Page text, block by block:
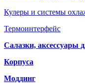
Кулеры и системы
Термоинтерфейс
Салазки, аксессуары
Корпуса
Моддинг